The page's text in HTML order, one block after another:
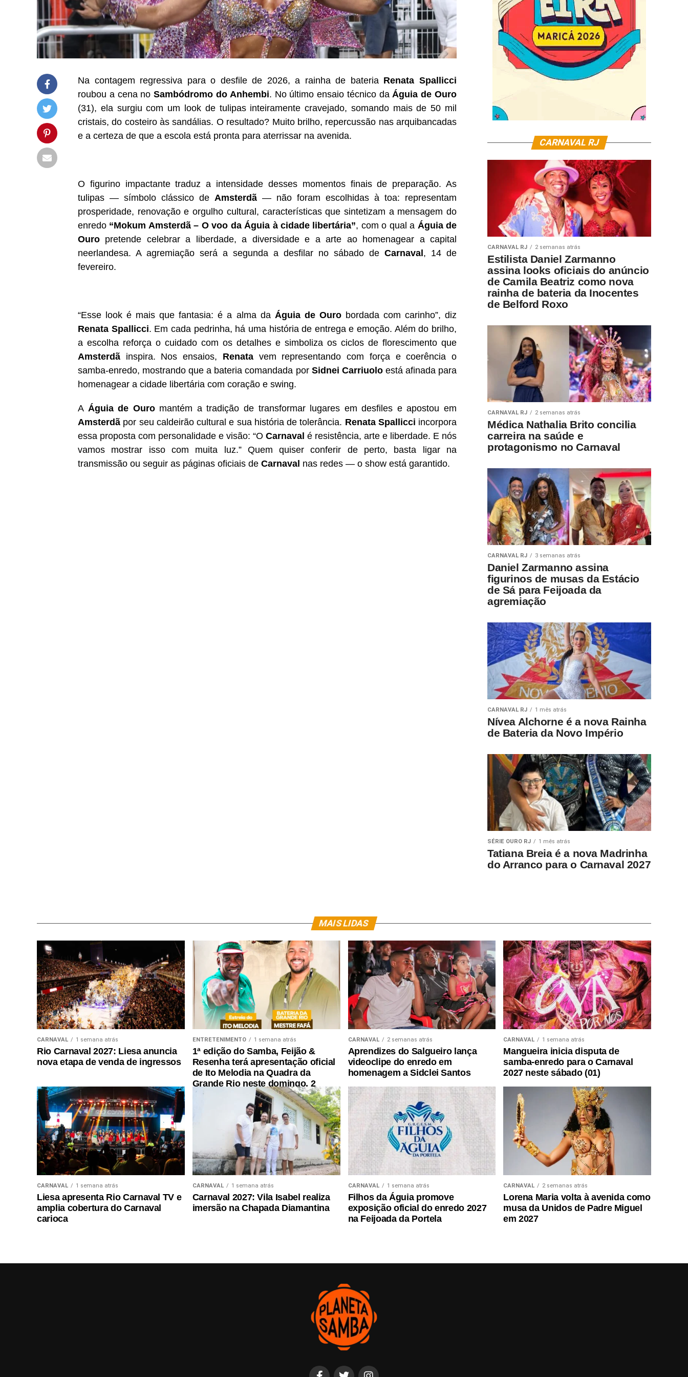
Na contagem regressiva para o desfile de 2026, a rainha de bateria Renata Spallicci
roubou a cena noSambódromo do Anhembi. No último ensaio técnico da Águia de Ouro
(31), ela surgiu com um look de tulipas inteiramente cravejado, somando mais de 50 mil
cristais, do costeiro às sandálias. O resultado? Muito brilho, repercussão nas arquibancadas
e a certeza de que a escola está pronta para aterrissar na avenida.
O figurino impactante traduz a intensidade desses momentos finais de preparação. As
tulipas — símbolo clássico de Amsterdã — não foram escolhidas à toa: representam
prosperidade, renovação e orgulho cultural, características que sintetizam a mensagem do
enredo “Mokum Amsterdã – O voo da Águia à cidade libertária”, com o qual a Águia de
Ouro pretende celebrar a liberdade, a diversidade e a arte ao homenagear a capital
neerlandesa. A agremiação será a segunda a desfilar no sábado de Carnaval, 14 de
fevereiro.
“Esse look é mais que fantasia: é a alma da Águia de Ourobordada com carinho”, diz
Renata Spallicci. Em cada pedrinha, há uma história de entrega e emoção. Além do brilho,
a escolha reforça o cuidado com os detalhes e simboliza os ciclos de florescimento que
Amsterdã inspira. Nos ensaios, Renatavem representando com força e coerência o
samba-enredo, mostrando que a bateria comandada por Sidnei Carriuoloestá afinada para
homenagear a cidade libertária com coração e swing.
A Águia de Ouromantém a tradição de transformar lugares em desfiles e apostou em
Amsterdã por seu caldeirão cultural e sua história de tolerância. Renata Spallicci incorpora
essa proposta com personalidade e visão: “O Carnaval é resistência, arte e liberdade. E nós
vamos mostrar isso com muita luz.” Quem quiser conferir de perto, basta ligar na
transmissão ou seguir as páginas oficiais de Carnaval nas redes — o show está garantido.
CARNAVAL RJ
CARNAVAL RJ 2 semanas atrás
Estilista Daniel Zarmanno
assina looks oficiais do anúncio
de Camila Beatriz como nova
rainha de bateria da Inocentes
de Belford Roxo
CARNAVAL RJ 2 semanas atrás
Médica Nathalia Brito concilia
carreira na saúde e
protagonismo no Carnaval
CARNAVAL RJ 3 semanas atrás
Daniel Zarmanno assina
figurinos de musas da Estácio
de Sá para Feijoada da
agremiação
CARNAVAL RJ 1 mês atrás
Nívea Alchorne é a nova Rainha
de Bateria da Novo Império
SÉRIE OURO RJ 1 mês atrás
Tatiana Breia é a nova Madrinha
do Arranco para o Carnaval 2027
MAIS LIDAS
CARNAVAL 1 semana atrás
Rio Carnaval 2027: Liesa anuncia
nova etapa de venda de ingressos
ENTRETENIMENTO 1 semana atrás
1ª edição do Samba, Feijão &
Resenha terá apresentação oficial
de Ito Melodia na Quadra da
Grande Rio neste domingo, 2
CARNAVAL 2 semanas atrás
Aprendizes do Salgueiro lança
videoclipe do enredo em
homenagem a Sidclei Santos
CARNAVAL 1 semana atrás
Mangueira inicia disputa de
samba-enredo para o Carnaval
2027 neste sábado (01)
CARNAVAL 1 semana atrás
Liesa apresenta Rio Carnaval TV e
amplia cobertura do Carnaval
carioca
CARNAVAL 1 semana atrás
Carnaval 2027: Vila Isabel realiza
imersão na Chapada Diamantina
CARNAVAL 1 semana atrás
Filhos da Águia promove
exposição oficial do enredo 2027
na Feijoada da Portela
CARNAVAL 2 semanas atrás
Lorena Maria volta à avenida como
musa da Unidos de Padre Miguel
em 2027